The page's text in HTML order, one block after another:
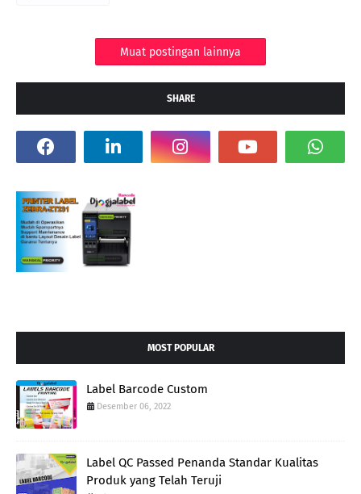
Muat postingan lainnya
SHARE
MOST POPULAR
Label Barcode Custom
Desember 06, 2022
Label QC Passed Penanda Standar Kualitas
Produk yang Telah Teruji